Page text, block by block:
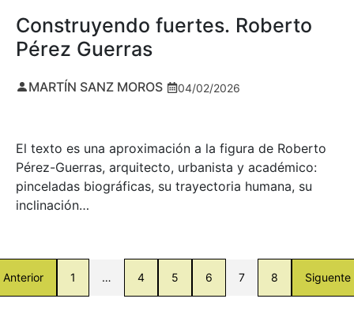
Construyendo fuertes. Roberto
Pérez Guerras
MARTÍN SANZ MOROS 04/02/2026
El texto es una aproximación a la figura de Roberto
Pérez-Guerras, arquitecto, urbanista y académico:
pinceladas biográficas, su trayectoria humana, su
inclinación…
Anterior 1 … 4 5 6 7 8 Siguente